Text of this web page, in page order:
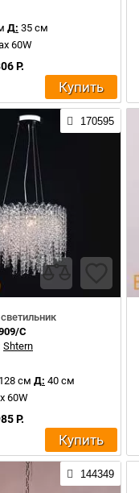
Д: 35 см
60W
Р.
Купить
170595
C
Shtern
см Д: 40 см
60W
Р.
Купить
144349